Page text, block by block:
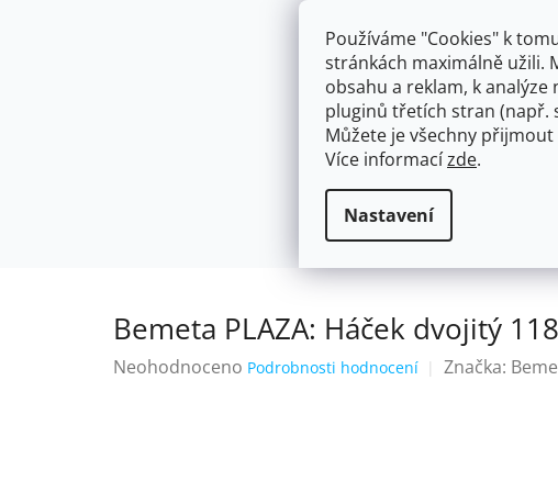
Používáme "Cookies" k
stránkách maximálně užili.
obsahu a reklam, k
pluginů třetích stran (např.
Můžete je všechny
Více informacízde.
Nastavení
NÁSTĚNNÉ 150/100MM SE SPRCHOU
Háčky a věšáky na útěrky a ručníky
Bemeta PLAZA: Háček dvojitý
Průměrné
Neohodnoceno Podrobnosti hodnocení Značka: